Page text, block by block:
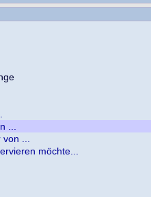
...
...
möchte...